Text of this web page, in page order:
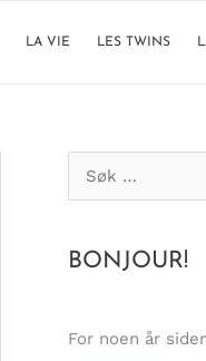
LA VIE LES TWINS
ø
e
t
BONJOUR!
For noen år